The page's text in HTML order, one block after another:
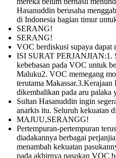
Hasanuddin berusaha
di Indonesia bagian timur
SERANG!
SERANG!
VOC berdiskusi supaya dapat
ISI SURAT PERJANJIAN:1.
kebebasan pada VOC untuk
Maluku2. VOC memegang
terutama
dikembalikan pada aru palaka
Sultan Hasanuddin ingin
anarkis itu. Seluruh kekuatan
MAJUU,SERANGG!
Pertempuran-pertempuran
diadakannya berbagai
menambah kekuatan
pada akhirnya pasukan VOC